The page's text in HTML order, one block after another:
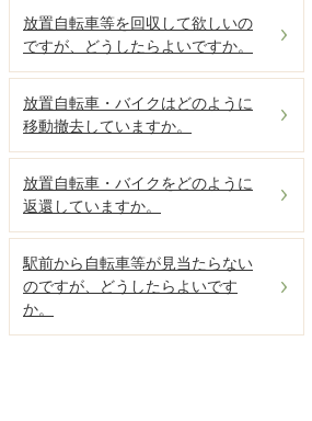
放置自転車等を回収して欲しいの
ですが、どうしたらよいですか。
放置自転車・バイクはどのように
移動撤去していますか。
放置自転車・バイクをどのように
返還していますか。
駅前から自転車等が見当たらない
のですが、どうしたらよいです
か。